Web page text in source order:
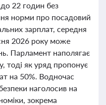
22 годин без
норми про посадовий
зарплат, середня
2026 року може
Парламент наполягає
тоді як уряд пропонує
на 50%. Водночас
наголосив на
зокрема